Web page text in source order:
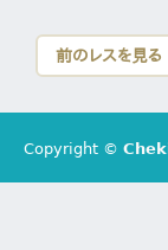
前のレスを見る
Copyright ©